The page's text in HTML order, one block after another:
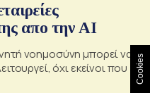
απο την AI
νοημοσύνη μπορεί να
όχι εκείνοι που
Cookies